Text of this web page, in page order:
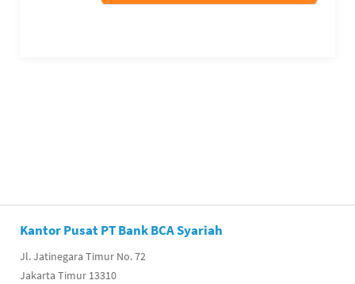
Kantor Pusat PT Bank BCA Syariah
Jl. Jatinegara Timur No. 72
Jakarta Timur 13310